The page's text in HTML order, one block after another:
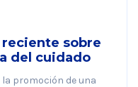
sobre
del cuidado
promoción de una